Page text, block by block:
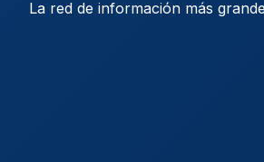
La red de información más